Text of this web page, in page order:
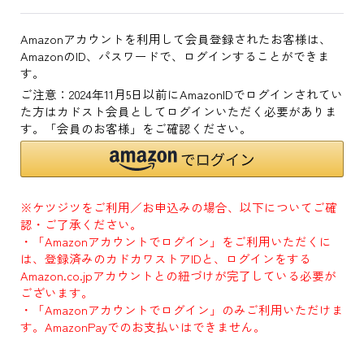
Amazonアカウントを利用して会員登録されたお客様は、
AmazonのID、パスワードで、ログインすることができま
す。
ご注意：2024年11月5日以前にAmazonIDでログインされてい
た方はカドスト会員としてログインいただく必要がありま
す。「会員のお客様」をご確認ください。
※ケツジツをご利用／お申込みの場合、以下についてご確
認・ご了承ください。
・「Amazonアカウントでログイン」をご利用いただくに
は、登録済みのカドカワストアIDと、ログインをする
Amazon.co.jpアカウントとの紐づけが完了している必要が
ございます。
・「Amazonアカウントでログイン」のみご利用いただけま
す。AmazonPayでのお支払いはできません。